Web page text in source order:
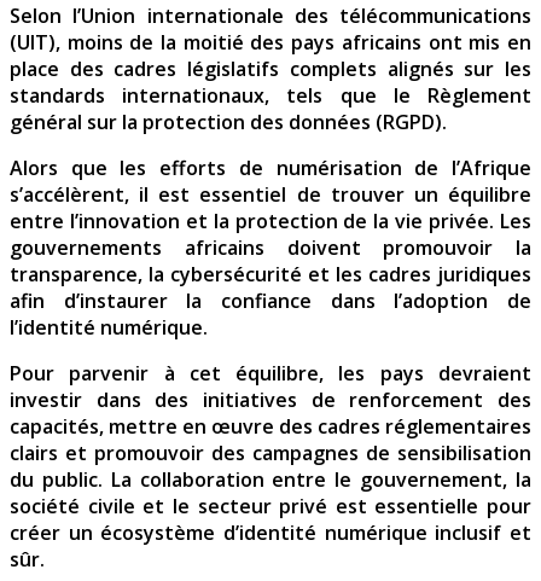
Selon l’Union internationale des télécommunications
(UIT), moins de la moitié des pays africains ont mis en
place des cadres législatifs complets alignés sur les
standards internationaux, tels que le Règlement
général sur la protection des données (RGPD).
Alors que les efforts de numérisation de l’Afrique
s’accélèrent, il est essentiel de trouver un équilibre
entre l’innovation et la protection de la vie privée. Les
gouvernements africains doivent promouvoir la
transparence, la cybersécurité et les cadres juridiques
afin d’instaurer la confiance dans l’adoption de
l’identité numérique.
Pour parvenir à cet équilibre, les pays devraient
investir dans des initiatives de renforcement des
capacités, mettre en œuvre des cadres réglementaires
clairs et promouvoir des campagnes de sensibilisation
du public. La collaboration entre le gouvernement, la
société civile et le secteur privé est essentielle pour
créer un écosystème d’identité numérique inclusif et
sûr.